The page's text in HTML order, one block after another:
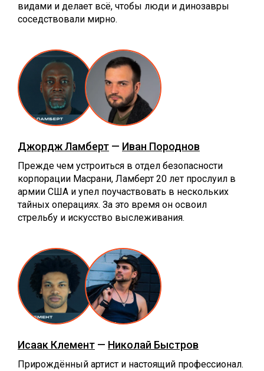
видами и делает всё, чтобы люди и динозавры
соседствовали мирно.
Джордж Ламберт — Иван Породнов
Прежде чем устроиться в отдел безопасности
корпорации Масрани, Ламберт 20 лет прослуил в
армии США и упел поучаствовать в нескольких
тайных операциях. За это время он освоил
стрельбу и искусство выслеживания.
Исаак Клемент — Николай Быстров
Прирождённый артист и настоящий профессионал.